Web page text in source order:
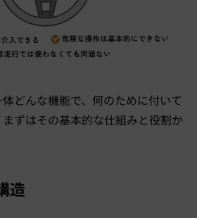
どんな機能で、何のために付いて
ずはその基本的な仕組みと役割か
造